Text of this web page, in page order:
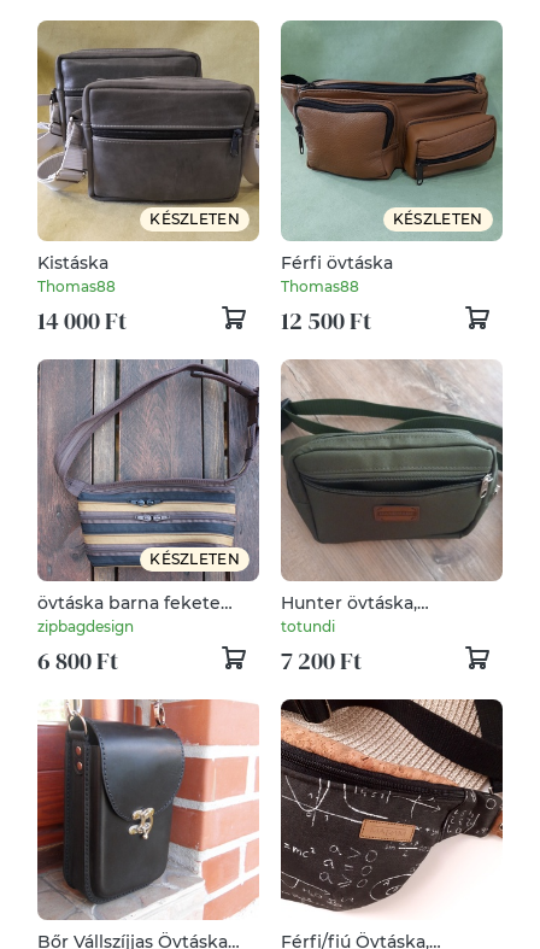
KÉSZLETEN
Kistáska
Thomas88
14 000 Ft
KÉSZLETEN
Férfi övtáska
Thomas88
12 500 Ft
KÉSZLETEN
övtáska barna fekete
homokszínű cipzárspirál
zipbagdesign
6 800 Ft
Hunter övtáska,
testtáska-rendelhető
totundi
7 200 Ft
Bőr Vállszíjjas Övtáska
Férfi/fiú Övtáska,